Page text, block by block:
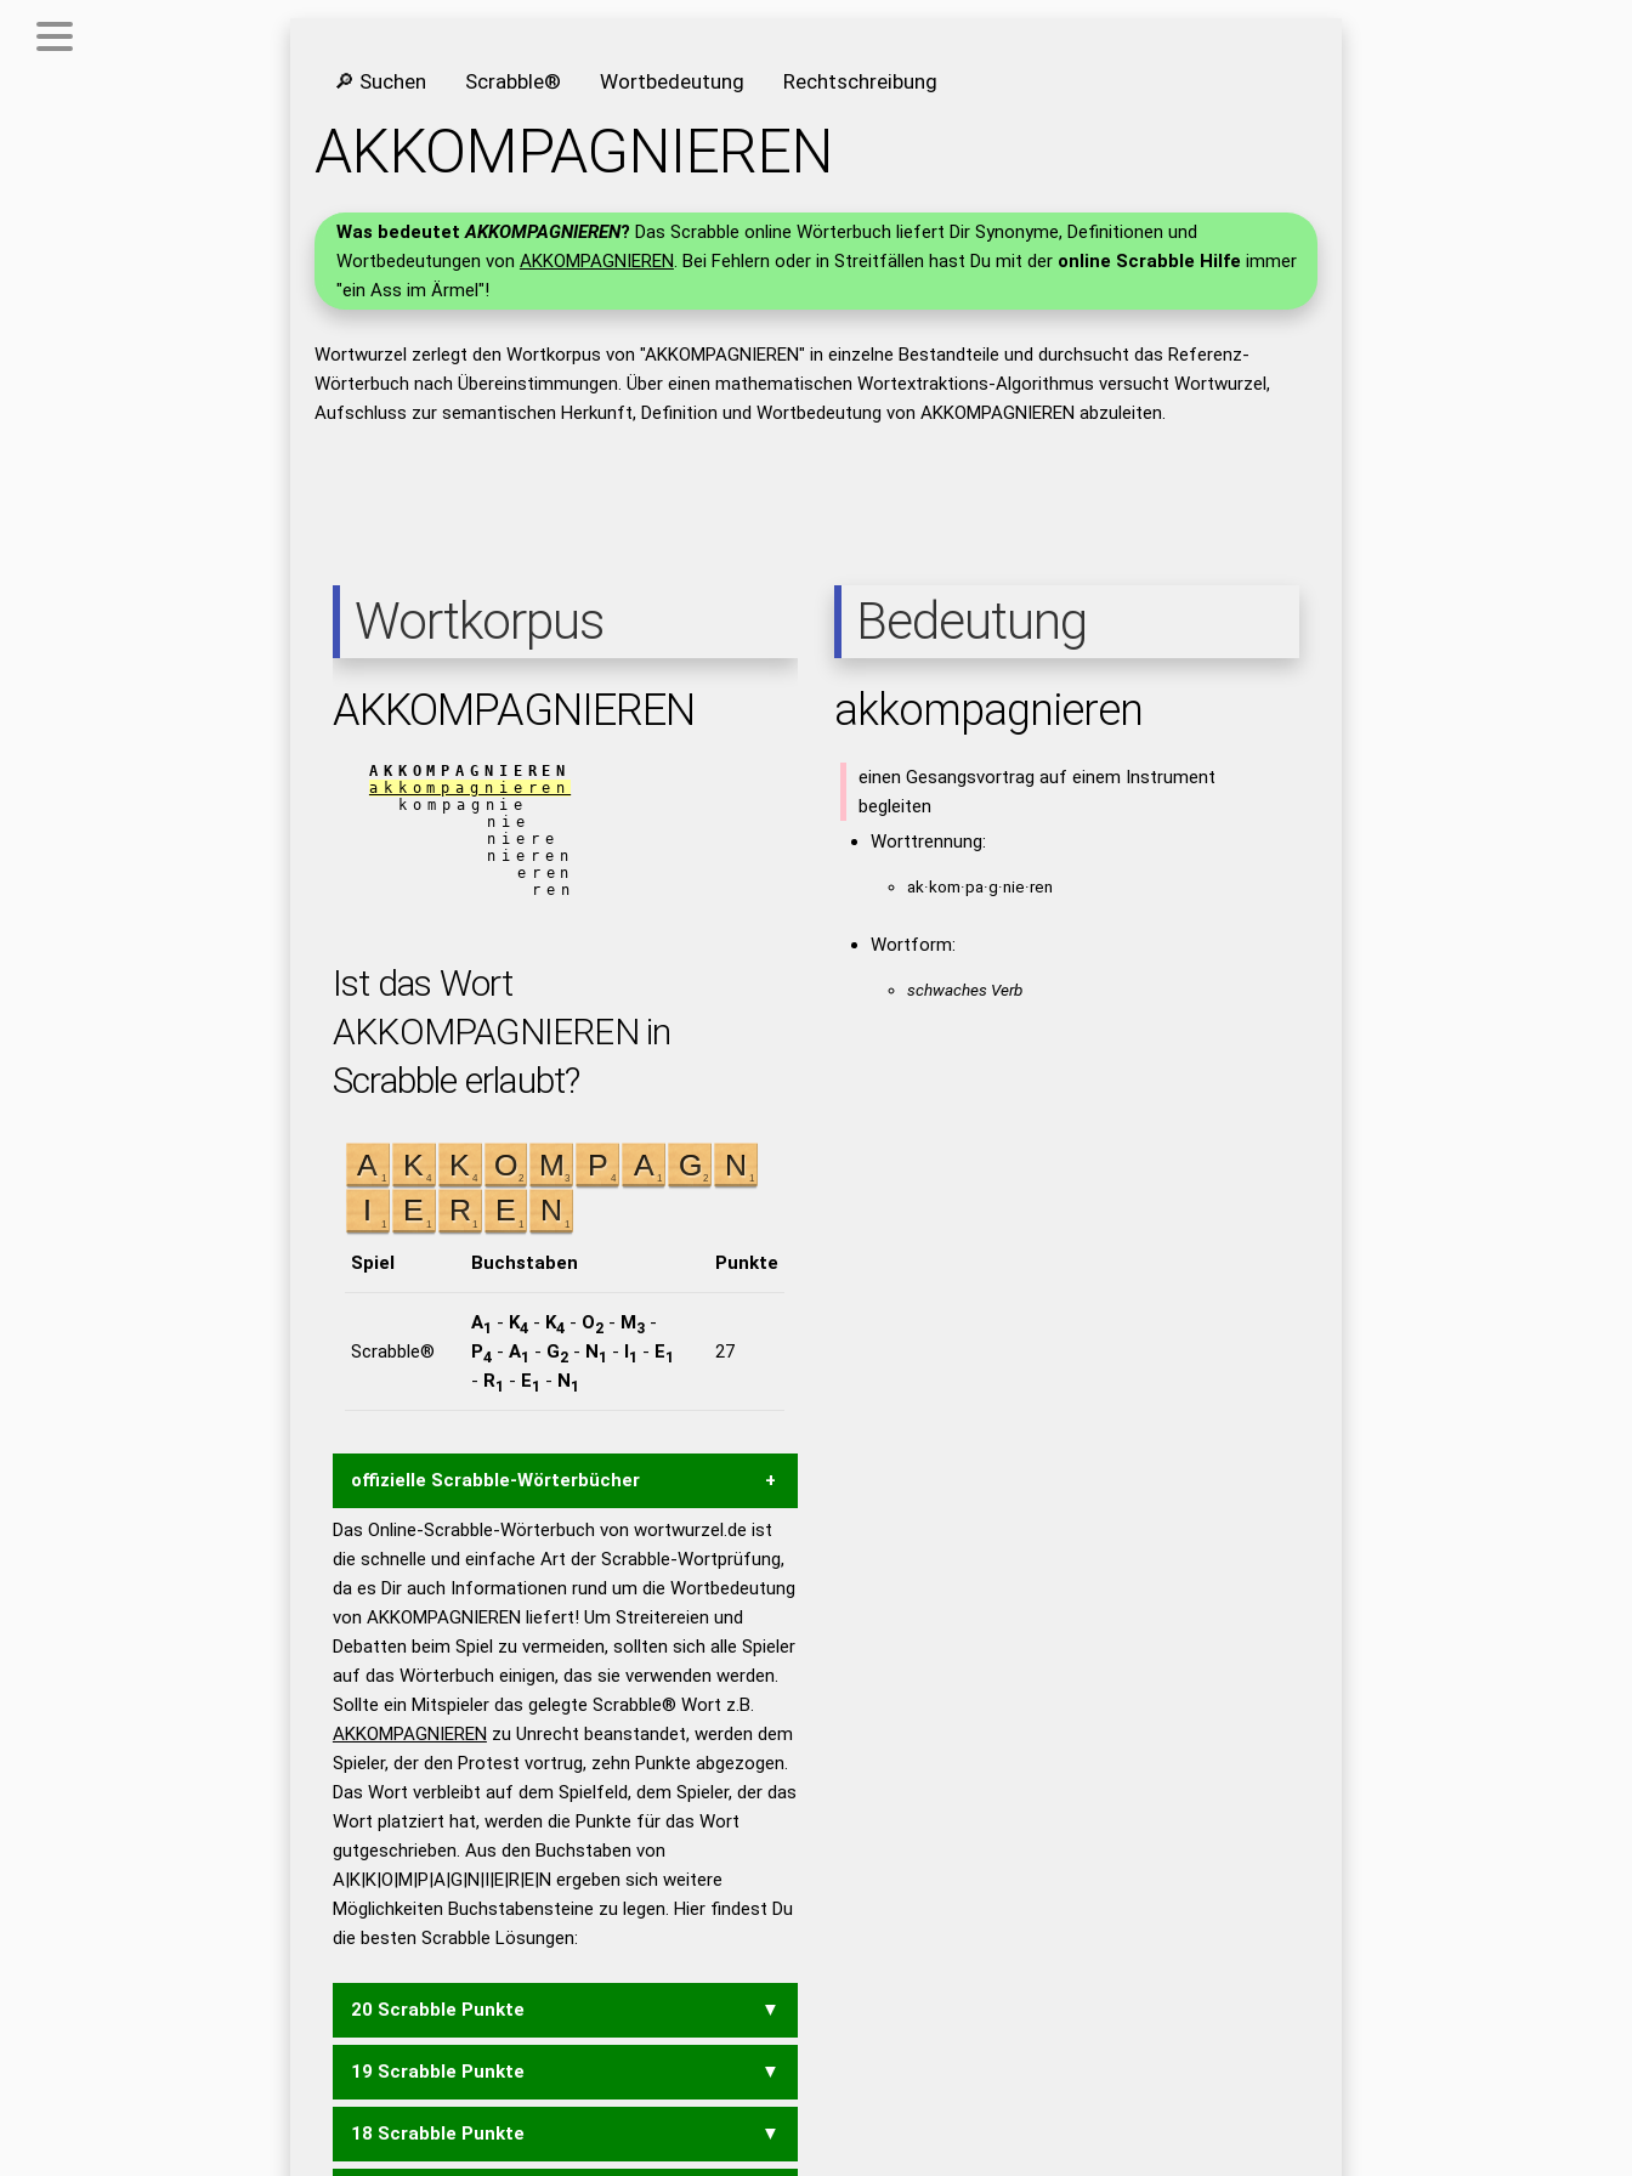
🔎 Suchen Scrabble® Wortbedeutung Rechtschreibung
AKKOMPAGNIEREN
Was bedeutetAKKOMPAGNIEREN? Das Scrabble online Wörterbuch liefert Dir Synonyme, Definitionen und
Wortbedeutungen von AKKOMPAGNIEREN. Bei Fehlern oder in Streitfällen hast Du mit der online Scrabble Hilfe immer
"ein Ass im Ärmel"!
Wortwurzel zerlegt den Wortkorpus von "AKKOMPAGNIEREN" in einzelne Bestandteile und durchsucht das Referenz-
Wörterbuch nach Übereinstimmungen. Über einen mathematischen Wortextraktions-Algorithmus versucht Wortwurzel,
Aufschluss zur semantischen Herkunft, Definition und Wortbedeutung von AKKOMPAGNIEREN abzuleiten.
Wortkorpus
AKKOMPAGNIEREN
AKKOMPAGNIEREN
akkompagnieren
kompagnie
nie
niere
nieren
eren
ren
Ist das Wort
AKKOMPAGNIEREN in
Scrabble erlaubt?
Spiel Buchstaben Punkte
Scrabble®
A1 - K4 - K4 - O2- M3-
P4 - A1 - G2- N1 - I1 - E1
- R1 - E1 - N1
27
offizielle Scrabble-Wörterbücher
Wortwurzel liefert mit Hilfe eines semantischen
Wortanalyse-Algorithmus gute Anhaltspunkte zu
Wortbedeutung, Worttrennung und Wortform, um die
Gültigkeit eines Wortes für das Scrabble-Spiel zu
bestimmen!
zugelassene Turnier Scrabble-
Wörterbücher sind:
Duden – Standardwerk in 12
Bänden
Duden – Richtiges und gutes
Deutsch
Duden – Die deutsche Grammatik
Duden – Deutsches
Universalwörterbuch
Das Online-Scrabble-Wörterbuch von wortwurzel.de ist
die schnelle und einfache Art der Scrabble-Wortprüfung,
da es Dir auch Informationen rund um die Wortbedeutung
von AKKOMPAGNIEREN liefert! Um Streitereien und
Debatten beim Spiel zu vermeiden, sollten sich alle Spieler
auf das Wörterbuch einigen, das sie verwenden werden.
Sollte ein Mitspieler das gelegte Scrabble® Wort z.B.
AKKOMPAGNIEREN zu Unrecht beanstandet, werden dem
Spieler, der den Protest vortrug, zehn Punkte abgezogen.
Das Wort verbleibt auf dem Spielfeld, dem Spieler, der das
Wort platziert hat, werden die Punkte für das Wort
gutgeschrieben. Aus den Buchstaben von
A|K|K|O|M|P|A|G|N|I|E|R|E|N ergeben sich weitere
Möglichkeiten Buchstabensteine zu legen. Hier findest Du
die besten Scrabble Lösungen:
20 Scrabble Punkte
19 Scrabble Punkte
MAGENKRANK
18 Scrabble Punkte
Bedeutung
akkompagnieren
einen Gesangsvortrag auf einem Instrument
begleiten
Worttrennung:
ak·kom·pa·g·nie·ren
Wortform:
schwaches Verb